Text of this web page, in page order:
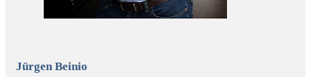
Jürgen Beinio